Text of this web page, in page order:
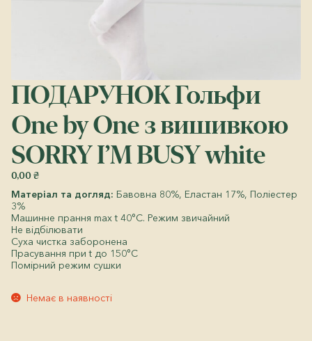
ПОДАРУНОК Гольфи
One by One з вишивкою
SORRY I’M BUSY white
0,00₴
Матеріал та догляд: Бавовна 80%, Еластан 17%, Поліестер
3%
Машинне прання max t 40°C. Режим звичайний
Не відбілювати
Суха чистка заборонена
Прасування при t до 150°C
Помірний режим сушки
Немає в наявності